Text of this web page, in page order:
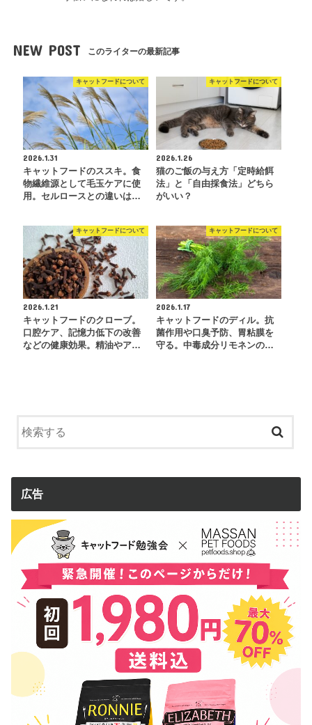
NEW POST このライターの最新記事
キャットフードについて
2026.1.31
キャットフードのススキ。食
物繊維源として毛玉ケアに使
用。セルロースとの違いは…
キャットフードについて
2026.1.26
猫のご飯の与え方「定時給餌
法」と「自由採食法」どちら
がいい？
キャットフードについて
2026.1.21
キャットフードのクローブ。
口腔ケア、記憶力低下の改善
などの健康効果。精油やア…
キャットフードについて
2026.1.17
キャットフードのディル。抗
菌作用や口臭予防、胃粘膜を
守る。中毒成分リモネンの…
広告